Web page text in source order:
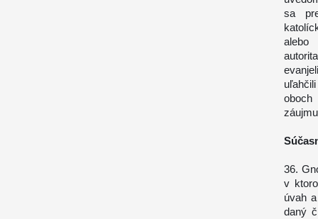
sa
alebo
36.
v
úvah
daný